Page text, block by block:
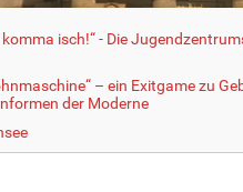
komma isch!“ - Die
– ein Exitgame zu
der Moderne